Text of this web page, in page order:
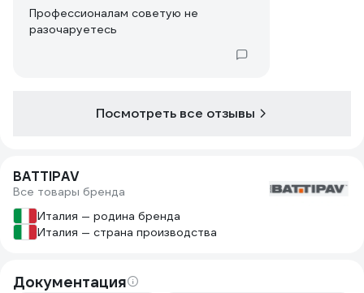
Профессионалам советую не
разочаруетесь
Посмотреть все отзывы
BATTIPAV
Все товары бренда
Италия — родина бренда
Италия — страна производства
Документация